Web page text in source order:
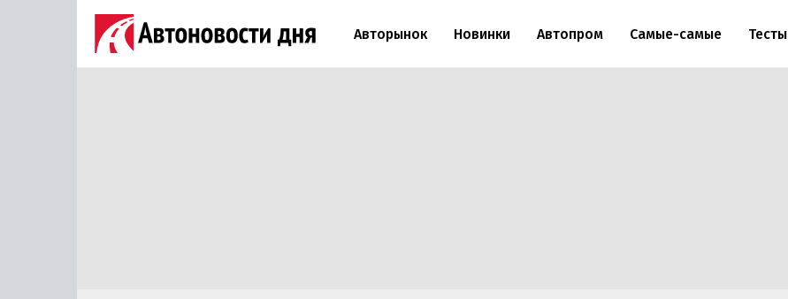
Авторынок Новинки Автопром Самые-самые Тесты